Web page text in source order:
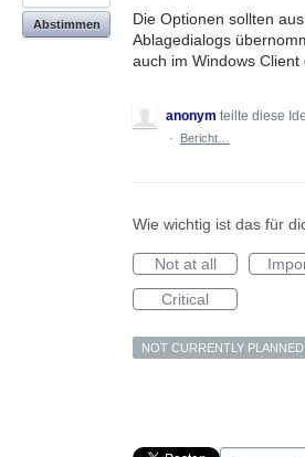
Die Optionen sollten
Ablagedialogs
auch im Windows Client
Abstimmen
anonym teilte diese
·
Bericht…
Wie wichtig ist das für
Not at all
Critical
NOT CURRENTLY PLANNED